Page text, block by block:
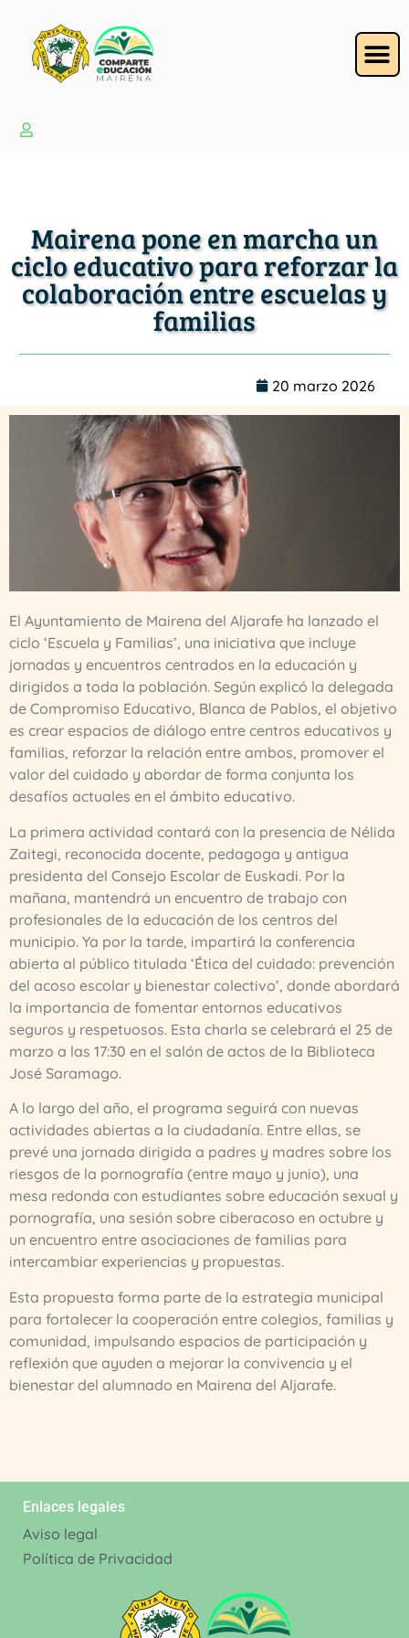
Mairena pone en marcha un
ciclo educativo para reforzar la
colaboración entre escuelas y
familias
20 marzo 2026
El Ayuntamiento de Mairena del Aljarafe ha lanzado el
ciclo ‘Escuela y Familias’, una iniciativa que incluye
jornadas y encuentros centrados en la educación y
dirigidos a toda la población. Según explicó la delegada
de Compromiso Educativo, Blanca de Pablos, el objetivo
es crear espacios de diálogo entre centros educativos y
familias, reforzar la relación entre ambos, promover el
valor del cuidado y abordar de forma conjunta los
desafíos actuales en el ámbito educativo.
La primera actividad contará con la presencia de Nélida
Zaitegi, reconocida docente, pedagoga y antigua
presidenta del Consejo Escolar de Euskadi. Por la
mañana, mantendrá un encuentro de trabajo con
profesionales de la educación de los centros del
municipio. Ya por la tarde, impartirá la conferencia
abierta al público titulada ‘Ética del cuidado: prevención
del acoso escolar y bienestar colectivo’, donde abordará
la importancia de fomentar entornos educativos
seguros y respetuosos. Esta charla se celebrará el 25 de
marzo a las 17:30 en el salón de actos de la Biblioteca
José Saramago.
A lo largo del año, el programa seguirá con nuevas
actividades abiertas a la ciudadanía. Entre ellas, se
prevé una jornada dirigida a padres y madres sobre los
riesgos de la pornografía (entre mayo y junio), una
mesa redonda con estudiantes sobre educación sexual y
pornografía, una sesión sobre ciberacoso en octubre y
un encuentro entre asociaciones de familias para
intercambiar experiencias y propuestas.
Esta propuesta forma parte de la estrategia municipal
para fortalecer la cooperación entre colegios, familias y
comunidad, impulsando espacios de participación y
reflexión que ayuden a mejorar la convivencia y el
bienestar del alumnado en Mairena del Aljarafe.
Enlaces legales
Aviso legal
Política de Privacidad